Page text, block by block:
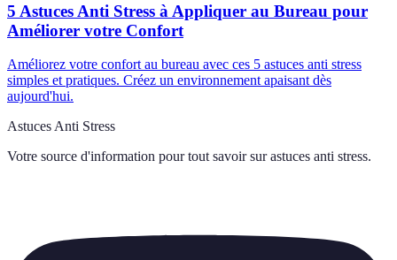
5 Astuces Anti Stress à Appliquer au Bureau pour
Améliorer votre Confort
Améliorez votre confort au bureau avec ces 5 astuces anti stress
simples et pratiques. Créez un environnement apaisant dès
aujourd'hui.
Astuces Anti Stress
Votre source d'information pour tout savoir sur astuces anti stress.